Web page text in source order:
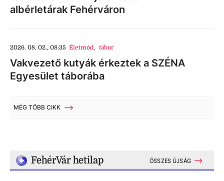
albérletárak Fehérváron
2026. 08. 02., 08:35 Életmód, tábor
Vakvezető kutyák érkeztek a SZÉNA
Egyesület táborába
MÉG TÖBB CIKK
FehérVár hetilap ÖSSZES ÚJSÁG